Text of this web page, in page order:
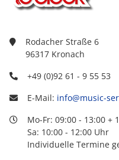
Rodacher Straße 6
96317 Kronach
+49 (0)92 61 - 9 55 53
E-Mail: info@music-
Mo-Fr: 09:00 - 13:00 +
Sa: 10:00 - 12:00 Uhr
Individuelle Termine